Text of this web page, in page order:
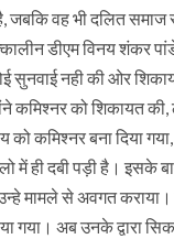
जबकि वह भी दलित
डीएम विनय शंकर
सुनवाई नही की ओर
कमिश्नर को शिकायत
को कमिश्नर बना दिया
में ही दबी पड़ी है। इसके
मामले से अवगत कराया।
गया। अब उनके द्वारा